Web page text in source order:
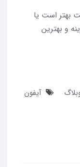
بهتر است یا
و بهترین
آیفون